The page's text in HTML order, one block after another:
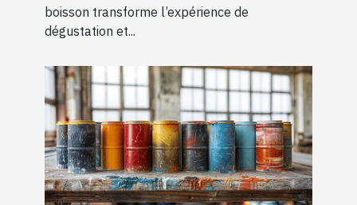
boisson transforme l’expérience de
dégustation et...